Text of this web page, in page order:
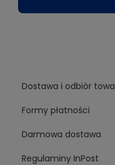
Dostawa i odbiór
Formy płatności
Darmowa dostawa
Regulaminy InPost